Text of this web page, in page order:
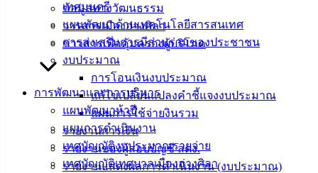
เทศมนตรี
แผนพัฒนาด้านเทคโนโลยีสารสนเทศ
การส่งเสริมการมีส่วนร่วมของประชาชน
งบประมาณ
การโอนเงินงบประมาณ
แก้ไขเปลี่ยนแปลงคำชี้แจงงบประมาณ
แผนการใช้จ่ายงินรวม
รายงานการเงิน
รายงานของผู้สอบบัญชี สตง.
รายงานแสดงผลการดำเนินงาน (งบประมาณ)
ข้อมูลทางวัฒนธรรม
วารสารเมืองอ่างศิลา
ข่าวสารเพื่อคุ้มครองผู้บริโภค
การพัฒนาและการบริหาร
แผนพัฒนาห้าปี
แผนการดำเนินงาน
เทศบัญญัติงบประมาณรายจ่าย
เทศบัญญัติเทศบาลเมืองอ่างศิลา
ดาวน์โหลด
แบบ
ฟอร์ม,
เอกสาร
คู่มือการ
ปฏิบัติ